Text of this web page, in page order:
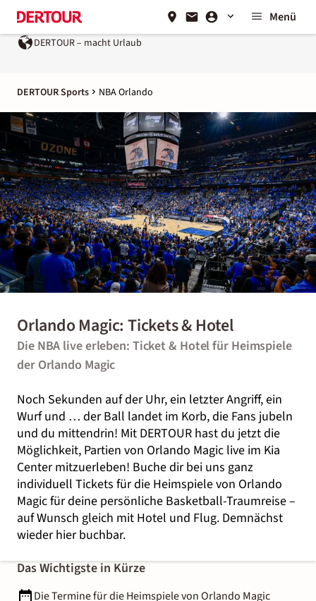
Menü
DERTOUR – macht Urlaub
DERTOUR Sports NBA Orlando
Orlando Magic: Tickets & Hotel
Die NBA live erleben: Ticket & Hotel für Heimspiele
der Orlando Magic
Noch Sekunden auf der Uhr, ein letzter Angriff, ein
Wurf und … der Ball landet im Korb, die Fans jubeln
und du mittendrin! Mit DERTOUR hast du jetzt die
Möglichkeit, Partien von Orlando Magic live im Kia
Center mitzuerleben! Buche dir bei uns ganz
individuell Tickets für die Heimspiele von Orlando
Magic für deine persönliche Basketball-Traumreise –
auf Wunsch gleich mit Hotel und Flug. Demnächst
wieder hier buchbar.
Das Wichtigste in Kürze
Die Termine für die Heimspiele von Orlando Magic